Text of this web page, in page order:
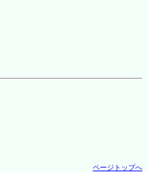
ページトップへ